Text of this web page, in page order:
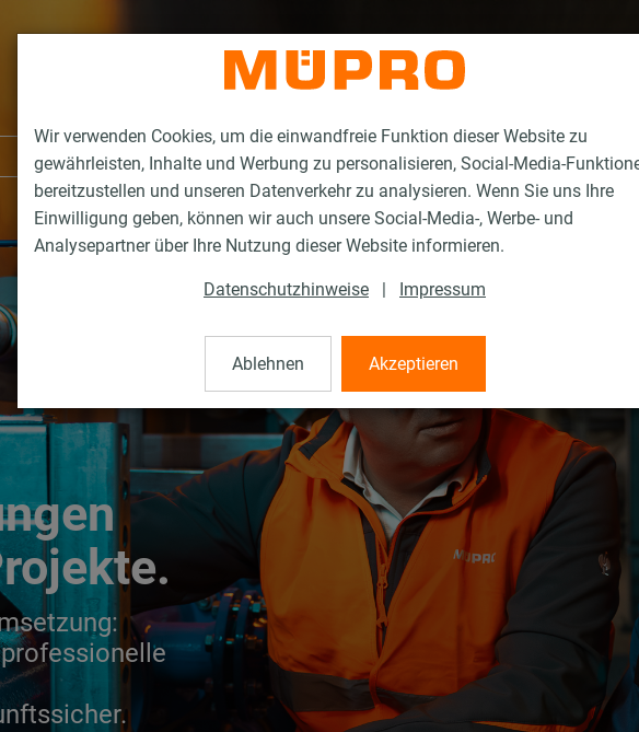
Wir verwenden Cookies, um die einwandfreie Funktion dieser Website zu
gewährleisten, Inhalte und Werbung zu personalisieren, Social-Media-
bereitzustellen und unseren Datenverkehr zu analysieren. Wenn Sie uns Ihre
Einwilligung geben, können wir auch unsere Social-Media-, Werbe- und
Analysepartner über Ihre Nutzung dieser Website informieren.
Datenschutzhinweise | Impressum
Ablehnen Akzeptieren